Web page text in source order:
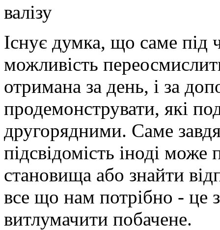
Існує думка, що саме
можливість
отримана за день, і за
продемонструвати, які
другорядними. Саме
підсвідомість іноді може
становища або знайти
все що нам потрібно - це
витлумачити побачене.